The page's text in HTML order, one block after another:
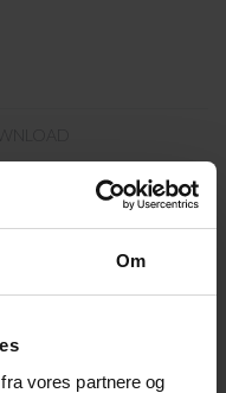
Om
vores partnere og
XL-ECRU